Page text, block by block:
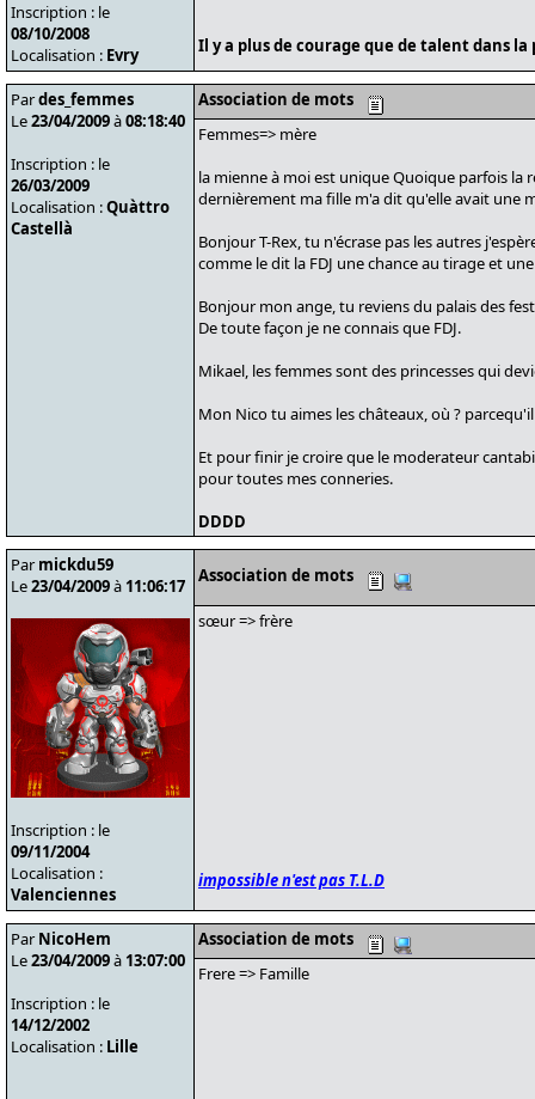
Inscription : le
08/10/2008
Localisation : Evry Il y a plus de courage que de talent dans
Pardes_femmes
Le23/04/2009à08:18:40
Inscription : le
26/03/2009
Localisation :Quàttro
Castellà
Association de mots
Femmes=> mère
la mienne à moi est unique Quoique parfois la
dernièrement ma fille m'a dit qu'elle avait une
Bonjour T-Rex, tu n'écrase pas les autres
comme le dit la FDJ une chance au tirage et
Bonjour mon ange, tu reviens du palais des
De toute façon je ne connais que FDJ.
Mikael, les femmes sont des princesses qui
Mon Nico tu aimes les châteaux, où ?
Et pour finir je croire que le moderateur
pour toutes mes conneries.
DDDD
Par mickdu59
Le23/04/2009à 11:06:17
Inscription : le
09/11/2004
Localisation :
Valenciennes
Association de mots
sœur => frère
impossible n'est pas T.L.D
Par NicoHem
Le23/04/2009à 13:07:00
Inscription : le
14/12/2002
Localisation : Lille
Association de mots
Frere => Famille